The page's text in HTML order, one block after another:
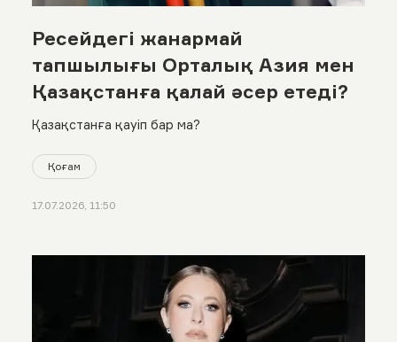
Ресейдегі жанармай
тапшылығы Орталық Азия мен
Қазақстанға қалай әсер етеді?
Қазақстанға қауіп бар ма?
Қоғам
17.07.2026, 11:50